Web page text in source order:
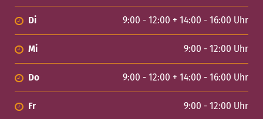
Di 9:00 - 12:00 + 14:00 - 16:00 Uhr
Mi 9:00 - 12:00 Uhr
Do 9:00 - 12:00 + 14:00 - 16:00 Uhr
Fr 9:00 - 12:00 Uhr